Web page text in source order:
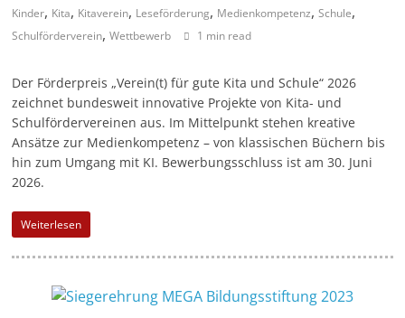
a
i
n
f
ü
z
a
Kinder, Kita, Kitaverein, Leseförderung, Medienkompetenz,Schule,
Schulförderverein,Wettbewerb 1 min read
Der Förderpreis „Verein(t) für gute Kita und Schule“ 2026
zeichnet bundesweit innovative Projekte von Kita- und
Schulfördervereinen aus. Im Mittelpunkt stehen kreative
Ansätze zur Medienkompetenz – von klassischen Büchern bis
hin zum Umgang mit KI. Bewerbungsschluss ist am 30. Juni
2026.
Weiterlesen